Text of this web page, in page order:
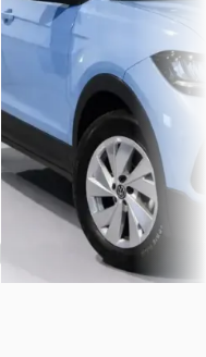
v.a. € 529/mnd
Marktconform
2024 · 15.270 km · Benzine
Automaat
Autohuis Meppel· Meppel
Bekijk aanbieding →